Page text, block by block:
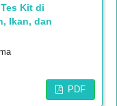
Kit di
Ikan, dan
PDF